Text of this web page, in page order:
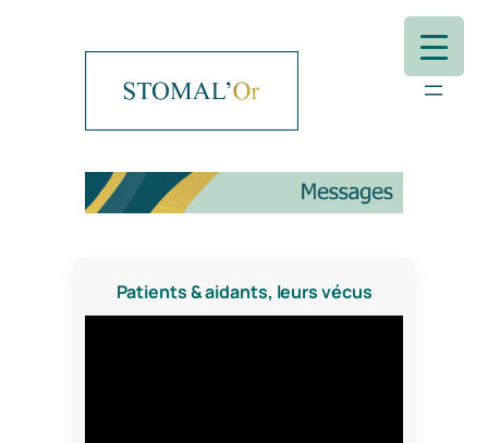
Patients & aidants, leurs vécus